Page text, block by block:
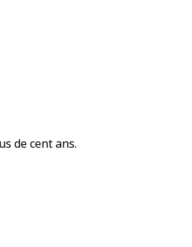
de cent ans.